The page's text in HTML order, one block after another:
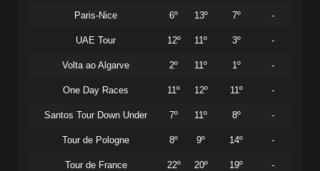
Paris-Nice 6º 13º 7º -
UAE Tour 12º 11º 3º -
Volta ao Algarve 2º 11º 1º -
One Day Races 11º 12º 11º -
Santos Tour Down Under 7º 11º 8º -
Tour de Pologne 8º 9º 14º -
Tour de France 22º 20º 19º -